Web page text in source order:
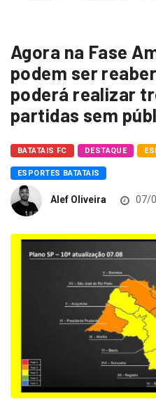
Agora na Fase
podem ser
poderá realizar
partidas sem
BATATAIS FC DESTAQUE
ESPORTES BATATAIS
Alef Oliveira 07/